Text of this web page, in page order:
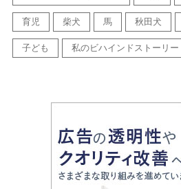
育児 柴犬 馬 秋田犬
子ども 私のビハインドストーリー